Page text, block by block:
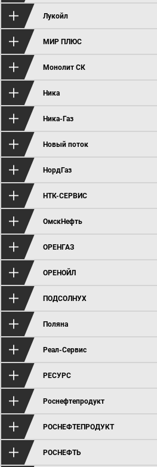
Лукойл
МИР ПЛЮС
Монолит СК
Ника
Ника-Газ
Новый поток
НордГаз
НТК-СЕРВИС
ОмскНефть
ОРЕНГАЗ
ОРЕНОЙЛ
ПОДСОЛНУХ
Поляна
Реал-Сервис
РЕСУРС
Роснефтепродукт
РОСНЕФТЕПРОДУКТ
РОСНЕФТЬ